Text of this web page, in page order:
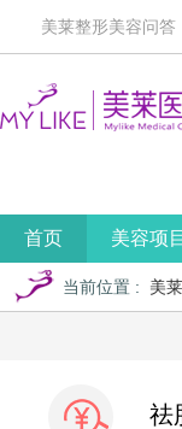
美莱整形美容问答
首页 美容项目
当前位置 : 美
祛